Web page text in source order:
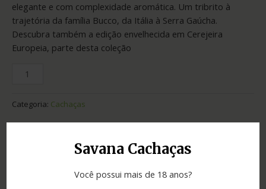
Savana Cachaças
Você possui mais de 18 anos?
elegante e com complexidade aromática. Um tribrito à
trajetória da família Bucco, da Itália à Serra Gaúcha.
Descubra também a edição envelhecida em Cerejeira
Europeia, parte desta coleção
Categoria: Cachaças